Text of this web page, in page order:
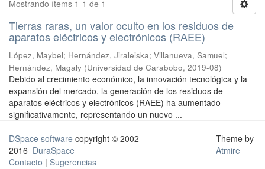
Mostrando ítems 1-1 de 1
Tierras raras, un valor oculto en los residuos de
aparatos eléctricos y electrónicos (RAEE)
López, Maybel; Hernández, Jiraleiska; Villanueva, Samuel;
Hernández, Magaly (Universidad de Carabobo, 2019-08)
Debido al crecimiento económico, la innovación tecnológica y la
expansión del mercado, la generación de los residuos de
aparatos eléctricos y electrónicos (RAEE) ha aumentado
significativamente, representando un nuevo ...
DSpace software copyright © 2002-
2016 DuraSpace
Contacto | Sugerencias
Theme by
Atmire